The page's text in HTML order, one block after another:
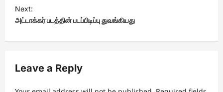
t
n
a
i
Next:
அட்டாக்கர் படத்தின் படப்பிடிப்பு துவங்கியது
Leave a Reply